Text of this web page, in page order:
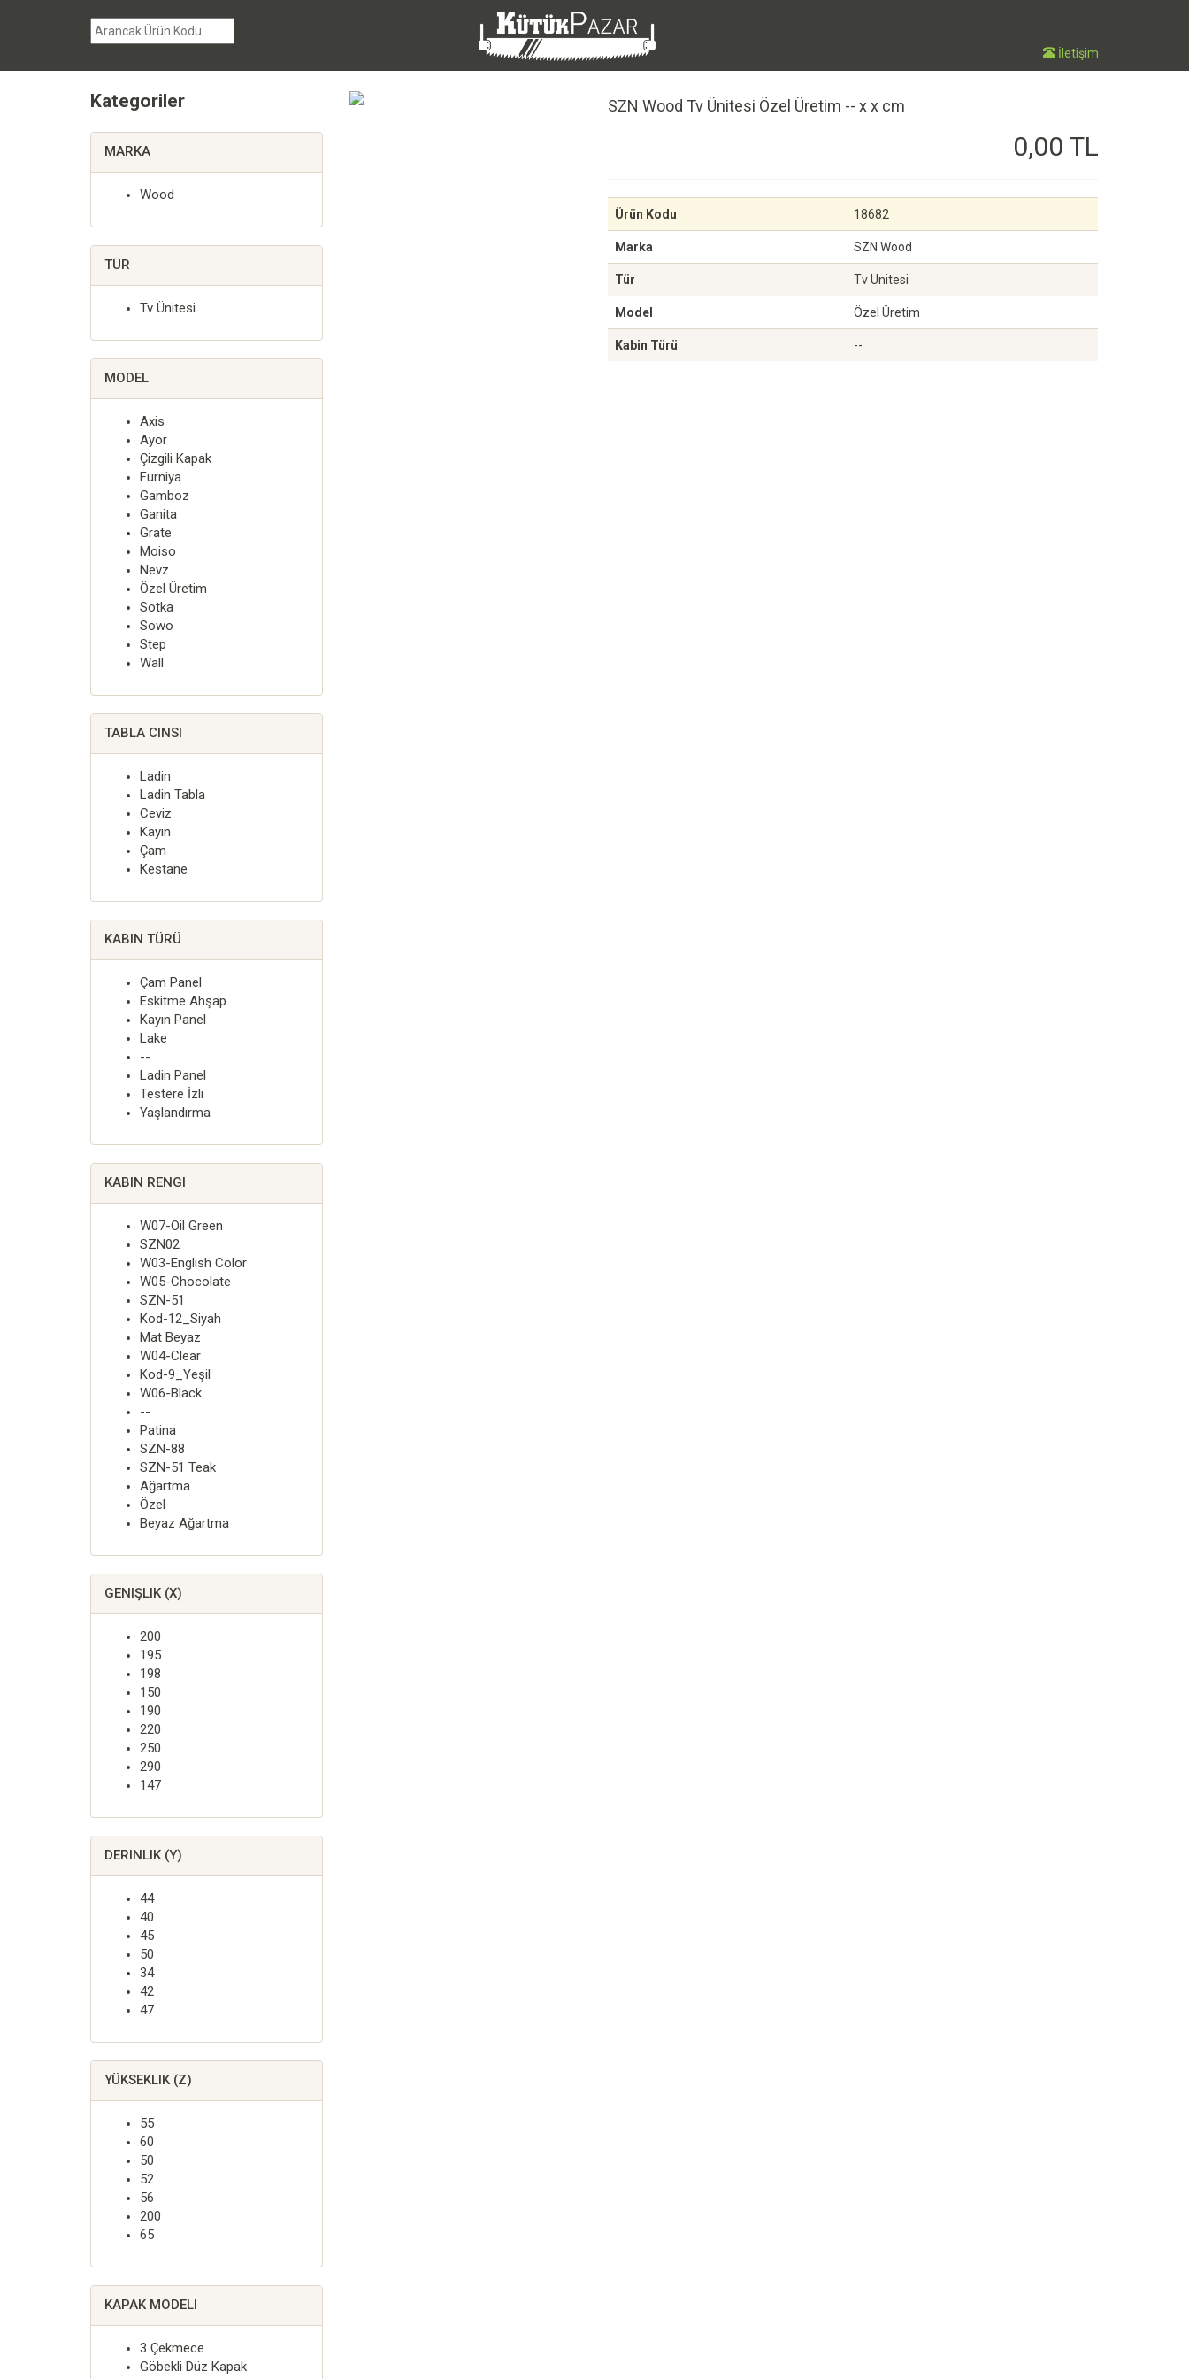
İletişim
Kategoriler
MARKA
Wood
TÜR
Tv Ünitesi
MODEL
Axis
Ayor
Çizgili Kapak
Furniya
Gamboz
Ganita
Grate
Moiso
Nevz
Özel Üretim
Sotka
Sowo
Step
Wall
TABLA CINSI
Ladin
Ladin Tabla
Ceviz
Kayın
Çam
Kestane
KABIN TÜRÜ
Çam Panel
Eskitme Ahşap
Kayın Panel
Lake
--
Ladin Panel
Testere İzli
Yaşlandırma
KABIN RENGI
W07-Oil Green
SZN02
W03-Englısh Color
W05-Chocolate
SZN-51
Kod-12_Siyah
Mat Beyaz
W04-Clear
Kod-9_Yeşil
W06-Black
--
Patina
SZN-88
SZN-51 Teak
Ağartma
Özel
Beyaz Ağartma
GENIŞLIK (X)
200
195
198
150
190
220
250
290
147
DERINLIK (Y)
44
40
45
50
34
42
47
YÜKSEKLIK (Z)
55
60
50
52
56
200
65
KAPAK MODELI
3 Çekmece
Göbekli Düz Kapak
SZN Wood Tv Ünitesi Özel Üretim -- x x cm
0,00 TL
Ürün Kodu 18682
Marka SZN Wood
Tür Tv Ünitesi
Model Özel Üretim
Kabin Türü --